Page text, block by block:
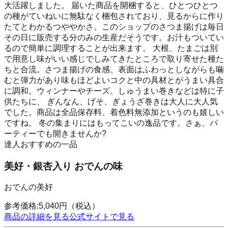
大活躍しました。 届いた商品を開梱すると、ひとつひとつ
の種がていねいに無駄なく梱包されており、見るからに作り
たてとわかるつややかさ。このショップのさつま揚げは毎日
その日に販売する分のみの生産だそうです。お汁もついてい
るので簡単に調理することが出来ます。 大根、たまごは別
で用意し味がいい感じでしみてきたところで取り寄せた種た
ちと合流。さつま揚げの食感、表面はふわっとしながらも噛
むと弾力があり味もほどよいコクと中の具材とがうまい具合
に調和。ウィンナーやチーズ、しゅうまい巻きなどは特に子
供たちに、 ぎんなん、げそ、ぎょうざ巻きは大人に大人気
でした。商品は全品保存料、着色料無添加というのも嬉しい
ですね。 冬の集まりにはもってこいの逸品です。さぁ、パ
ーティーでも開きませんか?
達人おすすめの一品
美好・銀杏入り おでんの味
おでんの美好
参考価格:5,040円
（税込）
商品の詳細を見る公式サイトで見る